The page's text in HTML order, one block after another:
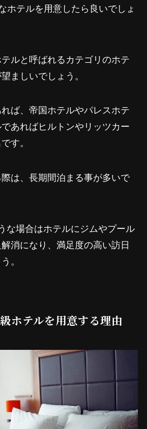
ホテルを用意したら良いでしょ
ルと呼ばれるカテゴリのホテ
ましいでしょう。
ば、帝国ホテルやパレスホテ
あればヒルトンやリッツカー
す。
は、長期間泊まる事が多いで
な場合はホテルにジムやプール
消になり、満足度の高い訪日
。
ホテルを用意する理由